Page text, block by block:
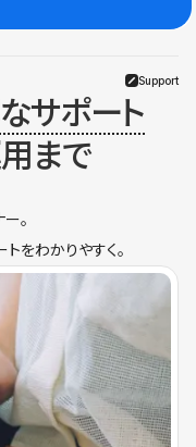
Support
サポート
まで
。
をわかりやすく。